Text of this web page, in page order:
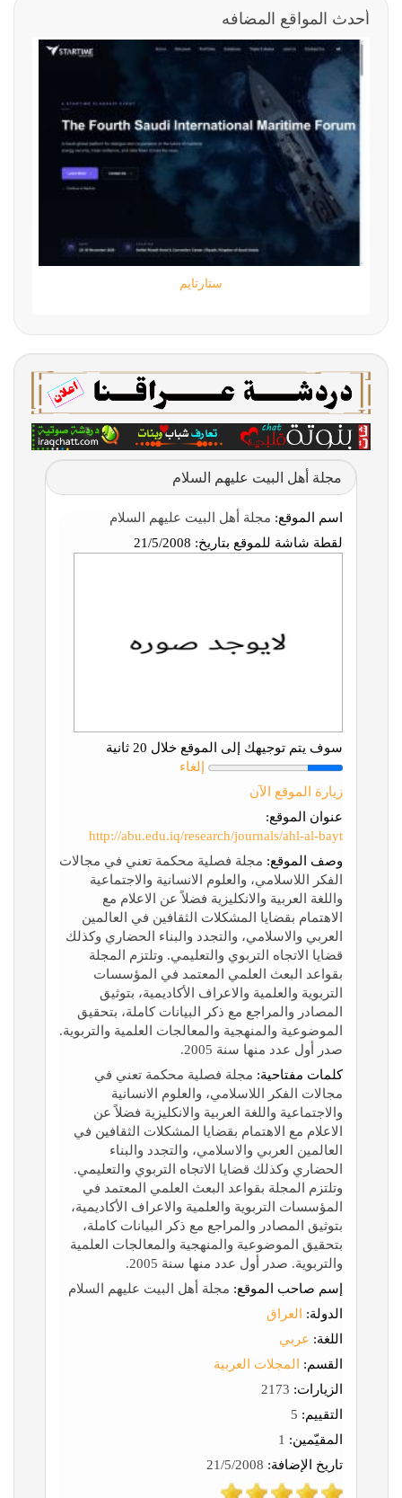
أحدث المواقع المضافه
ستارتايم
مجلة أهل البيت عليهم السلام
اسم الموقع: مجلة أهل البيت عليهم السلام
لقطة شاشة للموقع بتاريخ:
سوف يتم توجيهك إلى الموقع خلال 20 ثانية
إلغاء
زيارة الموقع الآن
عنوان الموقع:
http://abu.edu.iq/research/journals/ahl-al-bayt
وصف الموقع: مجلة فصلية محكمة تعني في مجالات
الفكر اللاسلامي، والعلوم الانسانية والاجتماعية
واللغة العربية والانكليزية فضلاً عن الاعلام مع
الاهتمام بقضايا المشكلات الثقافين في العالمين
العربي والاسلامي، والتجدد والبناء الحضاري وكذلك
قضايا الاتجاه التربوي والتعليمي. وتلتزم المجلة
بقواعد البعث العلمي المعتمد في المؤسسات
التربوية والعلمية والاعراف الأكاديمية، بتوثيق
المصادر والمراجع مع ذكر البيانات كاملة، بتحقيق
الموضوعية والمنهجية والمعالجات العلمية والتربوية.
صدر أول عدد منها سنة 2005.
كلمات مفتاحية: مجلة فصلية محكمة تعني في
مجالات الفكر اللاسلامي، والعلوم الانسانية
والاجتماعية واللغة العربية والانكليزية فضلاً عن
الاعلام مع الاهتمام بقضايا المشكلات الثقافين في
العالمين العربي والاسلامي، والتجدد والبناء
الحضاري وكذلك قضايا الاتجاه التربوي والتعليمي.
وتلتزم المجلة بقواعد البعث العلمي المعتمد في
المؤسسات التربوية والعلمية والاعراف الأكاديمية،
بتوثيق المصادر والمراجع مع ذكر البيانات كاملة،
بتحقيق الموضوعية والمنهجية والمعالجات العلمية
والتربوية. صدر أول عدد منها سنة 2005.
إسم صاحب الموقع: مجلة أهل البيت عليهم السلام
الدولة:
العراق
اللغة: عربي
القسم:
المجلات العربية
الزيارات:
التقييم:
المقيّمين:
تاريخ الإضافة: